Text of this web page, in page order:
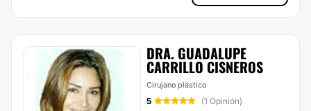
DRA. GUADALUPE
CARRILLO CISNEROS
Cirujano plástico
5
(1 Opinión)